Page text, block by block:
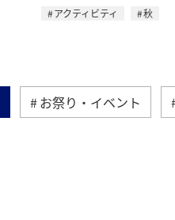
アクティビティ
秋
お祭り・イベント